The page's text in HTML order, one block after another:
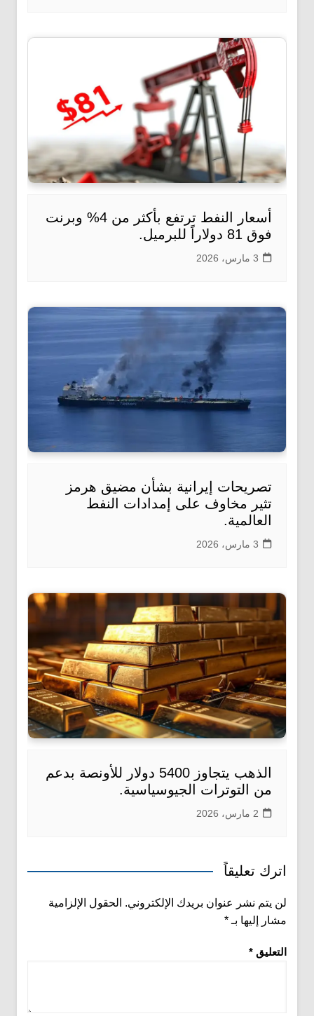
أسعار النفط ترتفع بأكثر من 4% وبرنت
فوق 81 دولاراً للبرميل.
3 مارس، 2026
تصريحات إيرانية بشأن مضيق هرمز
تثير مخاوف على إمدادات النفط
العالمية.
3 مارس، 2026
الذهب يتجاوز 5400 دولار للأونصة بدعم
من التوترات الجيوسياسية.
2 مارس، 2026
اترك تعليقاً
لن يتم نشر عنوان بريدك الإلكتروني. الحقول الإلزامية
مشار إليها بـ *
التعليق *